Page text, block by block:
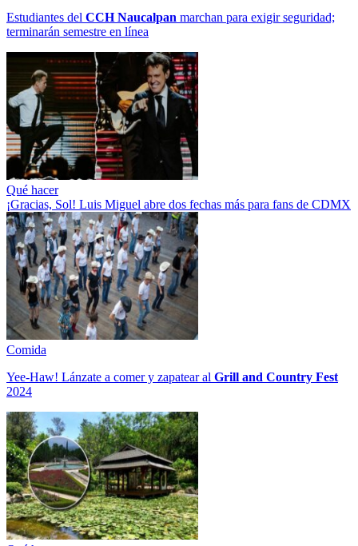
Estudiantes del CCH Naucalpan marchan para exigir seguridad;
terminarán semestre en línea
Qué hacer
¡Gracias, Sol! Luis Miguel abre dos fechas más para fans de CDMX
Comida
Yee-Haw! Lánzate a comer y zapatear al Grill and Country Fest
2024